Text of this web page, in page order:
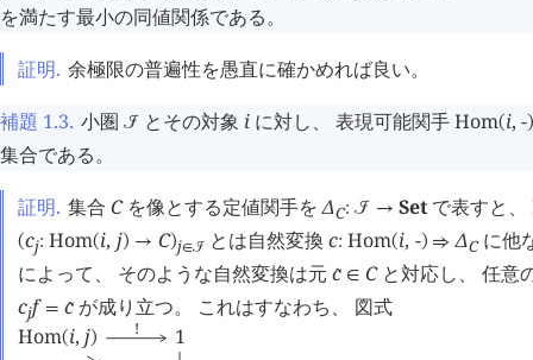
を満たす最小の同値関係である。
証明. 余極限の普遍性を愚直に確かめれば良い。
補題 1.3. 小圏 󰒠 とその対象 i に対し、 表現可能関手Hom( i, -
集合である。
証明. 集合 Cを像とする定値関手をΔC: 󰒠 → Setで表すと、
(cj: Hom( i, j) → C)j∈󰒠とは自然変換 c: Hom( i, -) ⇒ ΔCに他
によって、 そのような自然変換は元 󰔃
c ∈ Cと対応し、 任意
cjf = 󰔃
c が成り立つ。 これはすなわち、 図式
Hom(i, j) 1
!